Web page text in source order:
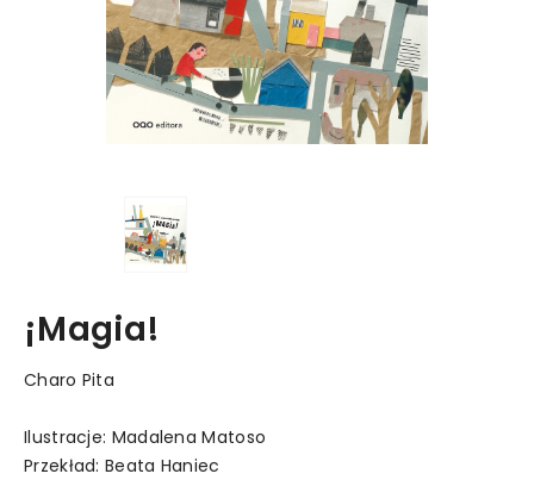
¡Magia!
Charo Pita
Ilustracje: Madalena Matoso
Przekład: Beata Haniec